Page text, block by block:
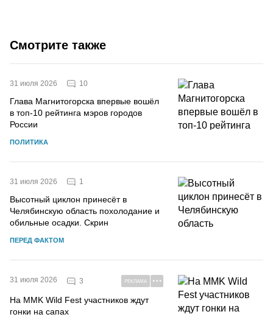
Смотрите также
31 июля 2026 10
Глава Магнитогорска впервые вошёл
в топ-10 рейтинга мэров городов
России
ПОЛИТИКА
31 июля 2026 1
Высотный циклон принесёт в
Челябинскую область похолодание и
обильные осадки. Скрин
ПЕРЕД ФАКТОМ
31 июля 2026 3 РЕКЛАМА
На MMK Wild Fest участников ждут
гонки на сапах